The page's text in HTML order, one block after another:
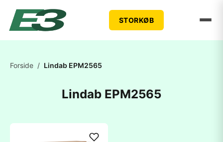
STORKØB
Forside / Lindab EPM2565
Lindab EPM2565